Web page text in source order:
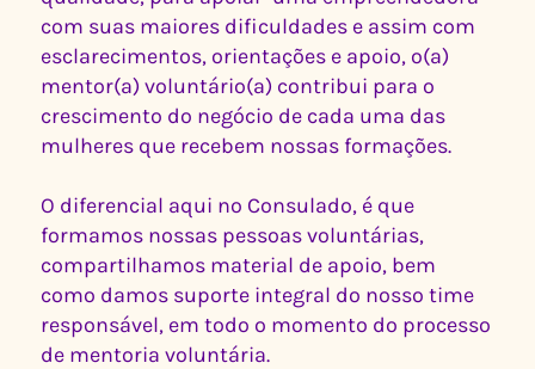
com suas maiores dificuldades e assim com
esclarecimentos, orientações e apoio, o(a)
mentor(a) voluntário(a) contribui para o
crescimento do negócio de cada uma das
mulheres que recebem nossas formações.
O diferencial aqui no Consulado, é que
formamos nossas pessoas voluntárias,
compartilhamos material de apoio, bem
como damos suporte integral do nosso time
responsável, em todo o momento do processo
de mentoria voluntária.